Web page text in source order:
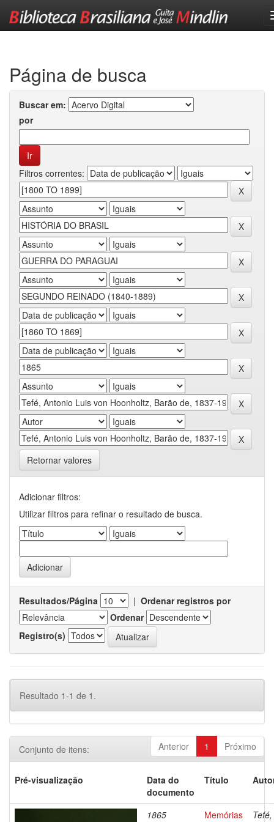
Página de busca
Buscar em:
por
Filtros correntes:
Retornar valores
Adicionar filtros:
Utilizar filtros para refinar o resultado de busca.
Resultados/Página | Ordenar registros por
Ordenar
Registro(s)
Resultado 1-1 de 1.
Anterior 1 Próximo
Conjunto de itens:
Pré-visualização
Data do
documento
Título
1865
Memórias
Tefé,